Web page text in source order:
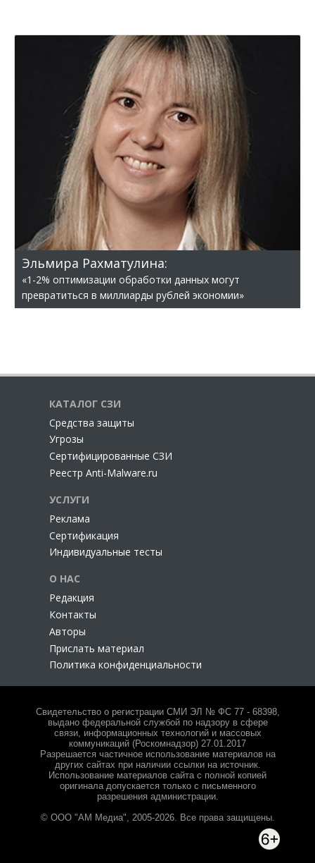
Эльмира Рахматулина:
«1-2% оптимизации обработки данных могут
превратиться в миллиарды рублей экономии»
КАТАЛОГ СЗИ
Cредства защиты
Угрозы
Сертифицированные СЗИ
Реестр Anti-Malware.ru
УСЛУГИ
Реклама
Сертификация
Индивидуальные тесты
О НАС
Редакция
Контакты
Авторы
Прислать материал
Политика конфиденциальности
Свидетельство о регистрации СМИ ЭЛ № ФС 77 - 68398,
выдано федеральной службой по надзору в сфере
связи, информационных технологий и массовых
коммуникаций (Роскомнадзор) 27.01.2017
Разрешается частичное использование материалов на
других сайтах при наличии ссылки на источник.
Использование материалов сайта с полной копией
оригинала допускается только с письменного
разрешения администрации.
© ООО "АМ Медиа", 2005-2026. Все права защищены.